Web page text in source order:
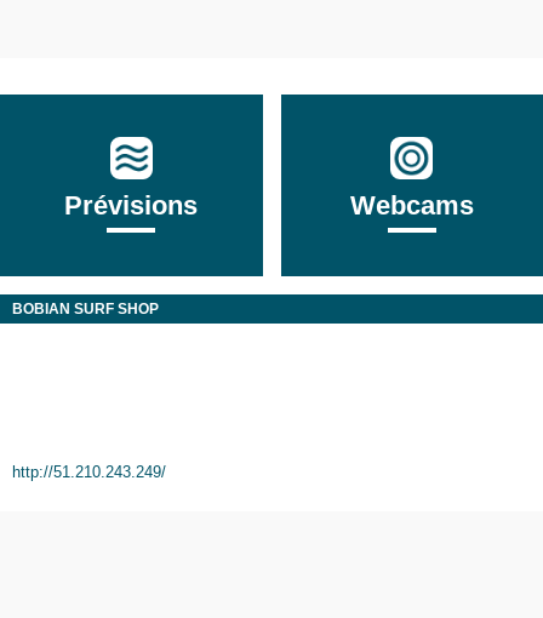
Prévisions Webcams
BOBIAN SURF SHOP
http://51.210.243.249/